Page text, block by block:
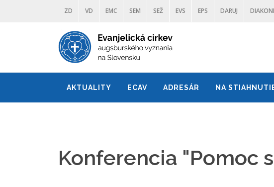
ZD VD EMC SEM SEŽ EVS EPS DARUJ
AKTUALITY ECAV ADRESÁR NA
Konferencia "Pomoc